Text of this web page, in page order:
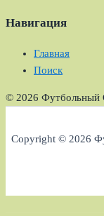
Навигация
Главная
Поиск
© 2026 Футбольный
Copyright © 2026